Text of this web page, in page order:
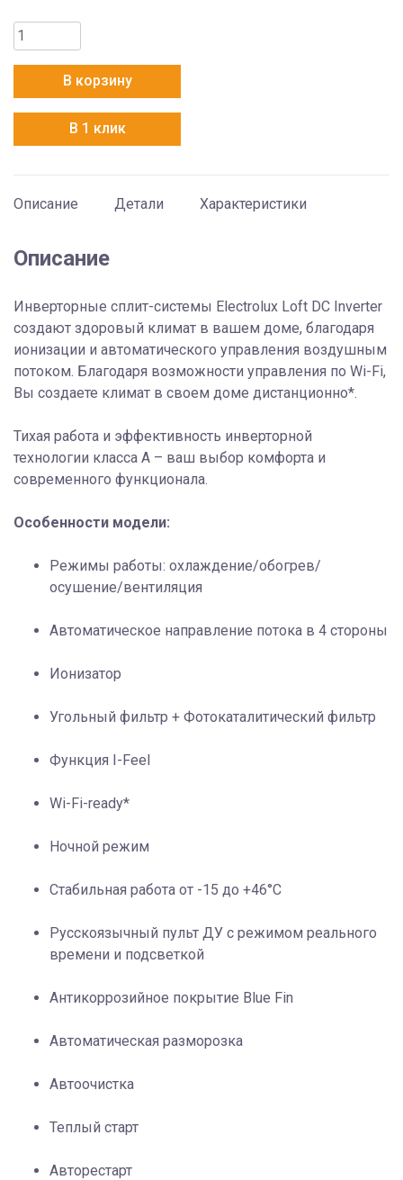
Количество
товара
Electrolux
EACS/I-
12HAL/N8
В корзину
В 1 клик
Описание Детали Характеристики
Описание
Инверторные сплит-системы Electrolux Loft DC Inverter
создают здоровый климат в вашем доме, благодаря
ионизации и автоматического управления воздушным
потоком. Благодаря возможности управления по Wi-Fi,
Вы создаете климат в своем доме дистанционно*.
Тихая работа и эффективность инверторной
технологии класса А – ваш выбор комфорта и
современного функционала.
Особенности модели:
Режимы работы: охлаждение/обогрев/
осушение/вентиляция
Автоматическое направление потока в 4 стороны
Ионизатор
Угольный фильтр + Фотокаталитический фильтр
Функция I-Feel
Wi-Fi-ready*
Ночной режим
Стабильная работа от -15 до +46°C
Русскоязычный пульт ДУ с режимом реального
времени и подсветкой
Антикоррозийное покрытие Blue Fin
Автоматическая разморозка
Автоочистка
Теплый старт
Авторестарт